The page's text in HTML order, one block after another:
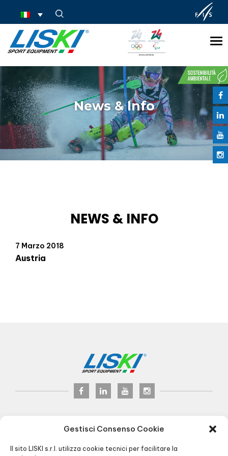
Gestisci Consenso Cookie
Il sito LISKI s.r.l. utilizza cookie tecnici per facilitare la
News & Info
NEWS & INFO
7 Marzo 2018
Austria
© 2024LISKI s.r.l.
Via Veneto, 8 - 24041 Brembate (BG) Italy